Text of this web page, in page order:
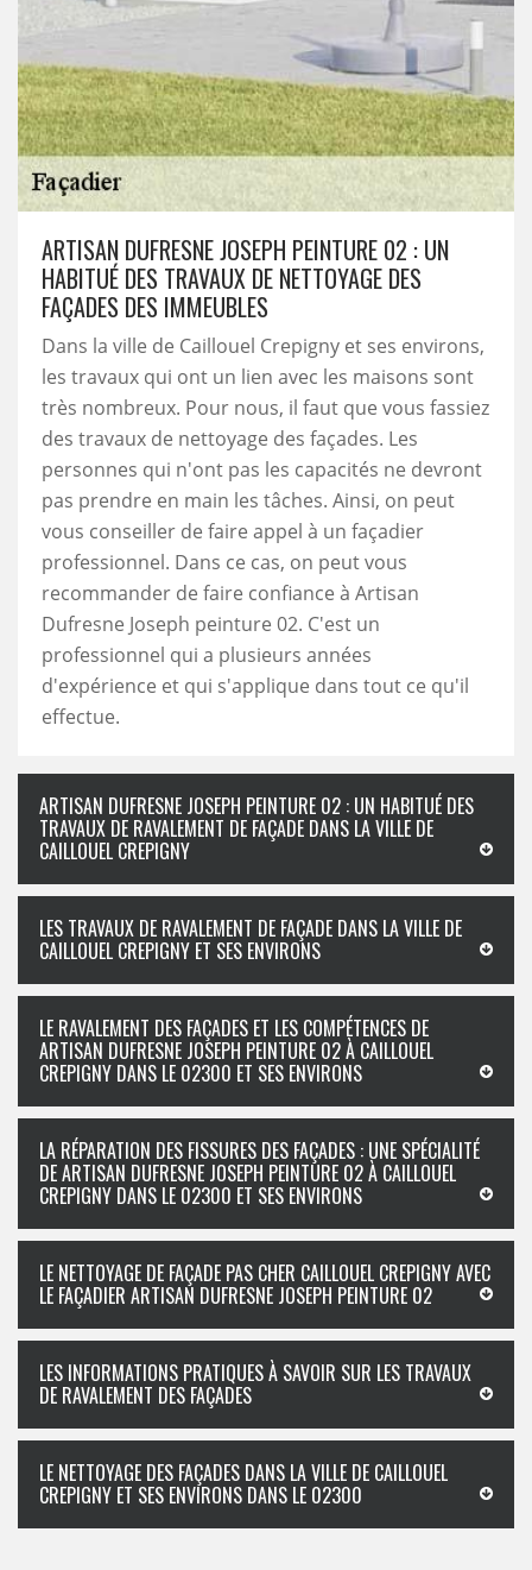
ARTISAN DUFRESNE JOSEPH PEINTURE 02 : UN
HABITUÉ DES TRAVAUX DE NETTOYAGE DES
FAÇADES DES IMMEUBLES
Dans la ville de Caillouel Crepigny et ses environs,
les travaux qui ont un lien avec les maisons sont
très nombreux. Pour nous, il faut que vous fassiez
des travaux de nettoyage des façades. Les
personnes qui n'ont pas les capacités ne devront
pas prendre en main les tâches. Ainsi, on peut
vous conseiller de faire appel à un façadier
professionnel. Dans ce cas, on peut vous
recommander de faire confiance à Artisan
Dufresne Joseph peinture 02. C'est un
professionnel qui a plusieurs années
d'expérience et qui s'applique dans tout ce qu'il
effectue.
ARTISAN DUFRESNE JOSEPH PEINTURE 02 : UN HABITUÉ DES
TRAVAUX DE RAVALEMENT DE FAÇADE DANS LA VILLE DE
CAILLOUEL CREPIGNY
LES TRAVAUX DE RAVALEMENT DE FAÇADE DANS LA VILLE DE
CAILLOUEL CREPIGNY ET SES ENVIRONS
LE RAVALEMENT DES FAÇADES ET LES COMPÉTENCES DE
ARTISAN DUFRESNE JOSEPH PEINTURE 02 À CAILLOUEL
CREPIGNY DANS LE 02300 ET SES ENVIRONS
LA RÉPARATION DES FISSURES DES FAÇADES : UNE SPÉCIALITÉ
DE ARTISAN DUFRESNE JOSEPH PEINTURE 02 À CAILLOUEL
CREPIGNY DANS LE 02300 ET SES ENVIRONS
LE NETTOYAGE DE FAÇADE PAS CHER CAILLOUEL CREPIGNY AVEC
LE FAÇADIER ARTISAN DUFRESNE JOSEPH PEINTURE 02
LES INFORMATIONS PRATIQUES À SAVOIR SUR LES TRAVAUX
DE RAVALEMENT DES FAÇADES
LE NETTOYAGE DES FAÇADES DANS LA VILLE DE CAILLOUEL
CREPIGNY ET SES ENVIRONS DANS LE 02300